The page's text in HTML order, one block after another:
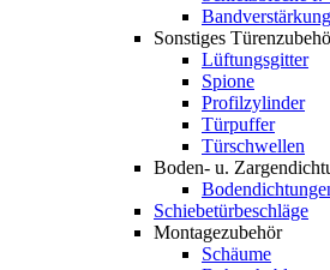
Sonstiges
Lüftungsgitter
Spione
Profilzylinder
Türpuffer
Türschwellen
Boden- u.
Schiebetürbeschläge
Montagezubehör
Schäume